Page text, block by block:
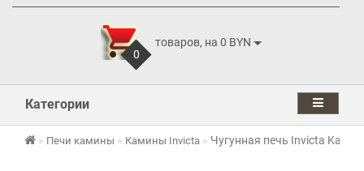
0
товаров, на 0 BYN
Категории
Печи камины Камины Invicta Чугунная печь Invicta Kazan